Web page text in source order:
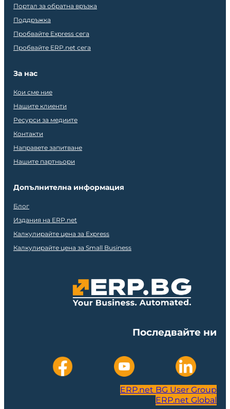
Портал за обратна връзка
Поддръжка
Пробвайте Express сега
Пробвайте ERP.net сега
За нас
Кои сме ние
Нашите клиенти
Ресурси за медиите
Контакти
Направете запитване
Нашите партньори
Допълнителна информация
Блог
Издания на ERP.net
Калкулирайте цена за Express
Калкулирайте цена за Small Business
Последвайте ни
ERP.net BG User Group
ERP.net Global